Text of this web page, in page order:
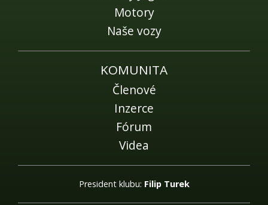
Motory
Naše vozy
KOMUNITA
Členové
Inzerce
Fórum
Videa
President klubu: Filip Turek